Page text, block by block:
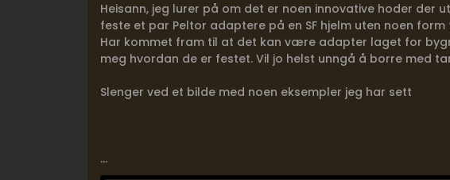
Heisann, jeg lurer på om det er noen innovative hoder der
feste et par Peltor adaptere på en SF hjelm uten noen form
Har kommet fram til at det kan være adapter laget for
meg hvordan de er festet. Vil jo helst unngå å borre med
Slenger ved et bilde med noen eksempler jeg har sett
...